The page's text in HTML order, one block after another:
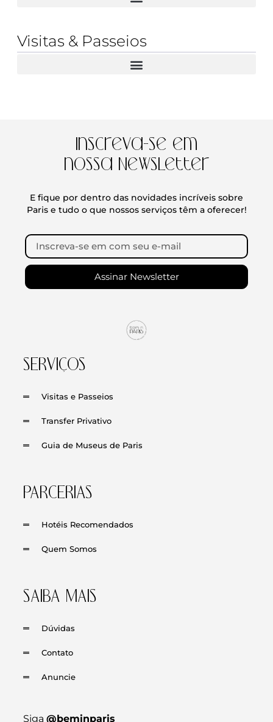
Visitas & Passeios
Inscreva-se em
nossa Newsletter
E fique por dentro das novidades incríveis sobre
Paris e tudo o que nossos serviços têm a oferecer!
Assinar Newsletter
SERVIÇOS
Visitas e Passeios
Transfer Privativo
Guia de Museus de Paris
PARCERIAS
Hotéis Recomendados
Quem Somos
SAIBA MAIS
Dúvidas
Contato
Anuncie
Siga @beminparis